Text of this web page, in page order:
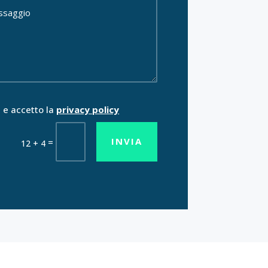
e accetto la privacy policy
12 + 4= INVIA